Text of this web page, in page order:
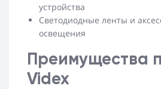
устройства
Светодиодные ленты и
освещения
Преимущества
Videx